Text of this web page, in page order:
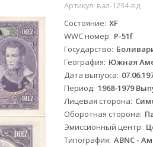
Артикул: вал-1234-вд
Состояние XF
WWC номер P-51f
Государство
География Южная
Дата выпуска
Период 1968-1979
Лицевая сторона
Оборотная сторона
Эмиссионный центр
Типография ABNC -